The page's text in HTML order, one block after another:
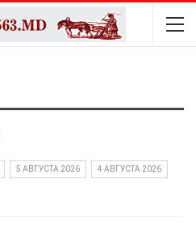
5 АВГУСТА 2026 4 АВГУСТА 2026